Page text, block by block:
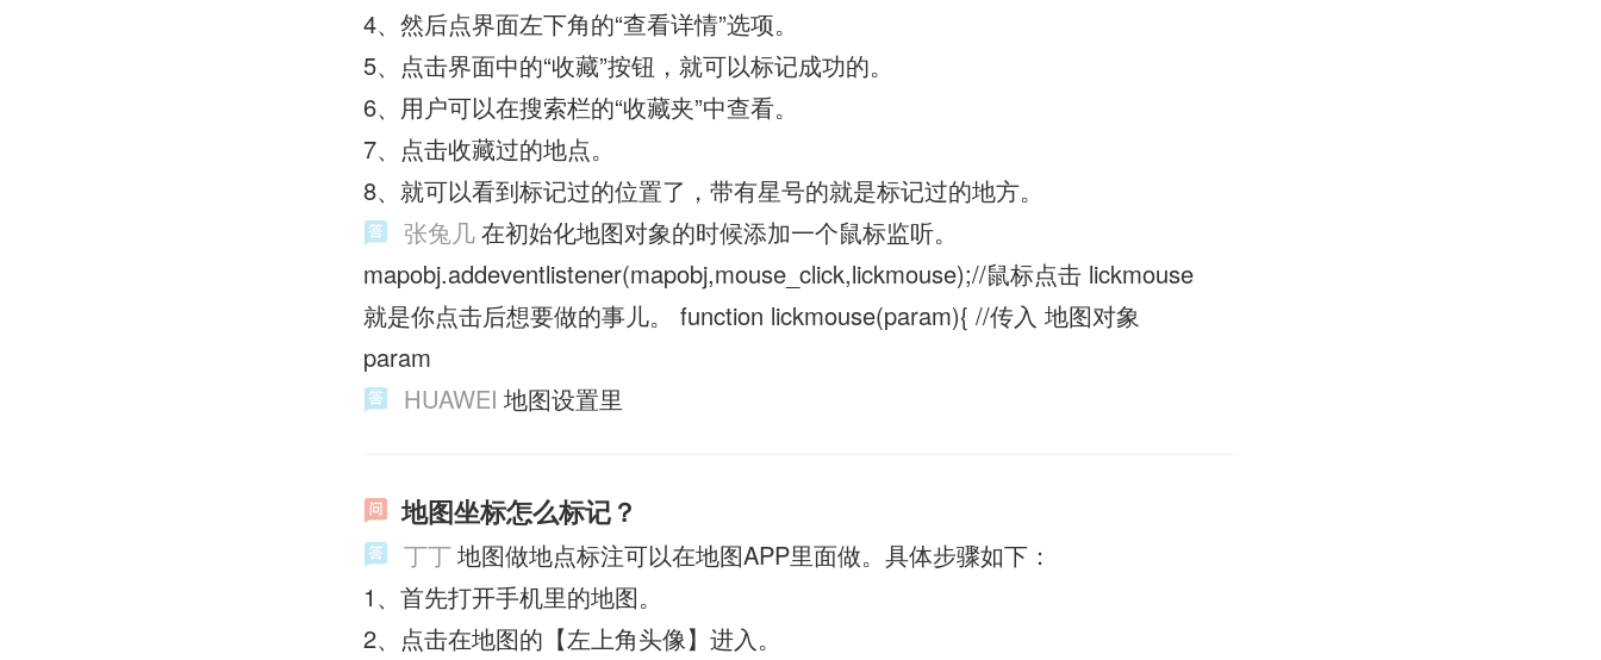
4、然后点界面左下角的“查看详情”选项。
5、点击界面中的“收藏”按钮，就可以标记成功的。
6、用户可以在搜索栏的“收藏夹”中查看。
7、点击收藏过的地点。
8、就可以看到标记过的位置了，带有星号的就是标记过的地方。
张兔几在初始化地图对象的时候添加一个鼠标监听。
mapobj.addeventlistener(mapobj,mouse_click,lickmouse);//鼠标点击 lickmouse
就是你点击后想要做的事儿。 function lickmouse(param){ //传入 地图对象
param
HUAWEI 地图设置里
地图坐标怎么标记？
丁丁 地图做地点标注可以在地图APP里面做。具体步骤如下：
1、首先打开手机里的地图。
2、点击在地图的【左上角头像】进入。